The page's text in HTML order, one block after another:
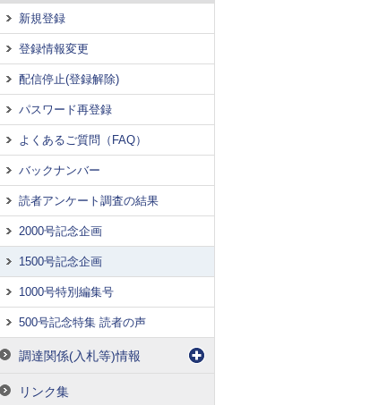
新規登録
登録情報変更
配信停止(登録解除)
パスワード再登録
よくあるご質問（FAQ）
バックナンバー
読者アンケート調査の結果
2000号記念企画
1500号記念企画
1000号特別編集号
500号記念特集 読者の声
調達関係(入札等)情報
リンク集